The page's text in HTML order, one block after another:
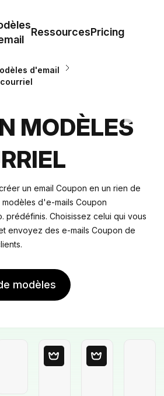
RessourcesPricing
d'email
MODÈLES
un email Coupon en un rien de
d'e-mails Coupon
prédéfinis. Choisissez celui qui vous
envoyez des e-mails Coupon de
modèles